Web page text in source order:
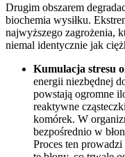
Drugim obszarem
biochemia wysiłku.
najwyższego zagrożenia,
niemal identycznie jak
Kumulacja stresu
energii niezbędnej
powstają ogromne
reaktywne
komórek. W
bezpośrednio w
Proces ten